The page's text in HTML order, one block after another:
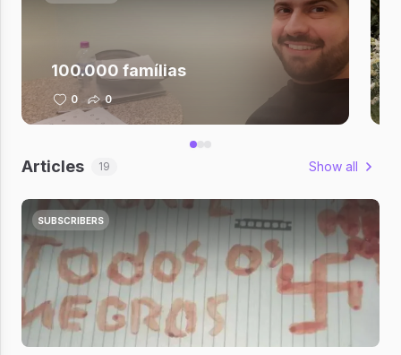
100.000 famílias
0 0
Articles 19 Show all
SUBSCRIBERS